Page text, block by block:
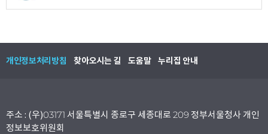
개인정보처리방침 찾아오시는 길 도움말 누리집 안내
주소 : (우)03171 서울특별시 종로구 세종대로 209 정부서울청사 개인
정보보호위원회